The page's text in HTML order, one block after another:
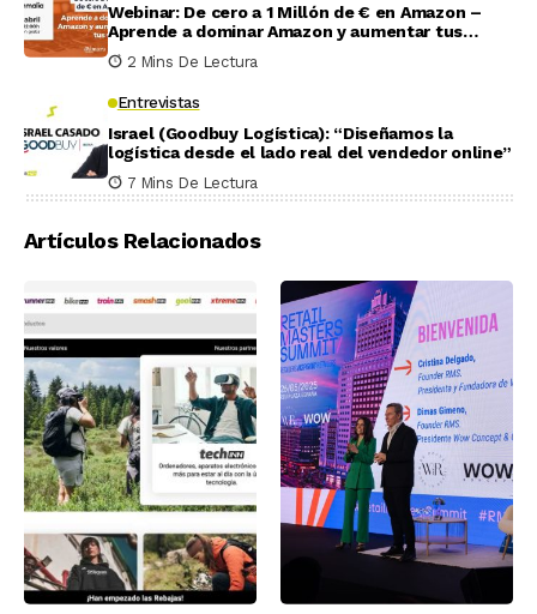
Webinar: De cero a 1 Millón de € en Amazon –
Aprende a dominar Amazon y aumentar tus
ventas
2 Mins De Lectura
Entrevistas
Israel (Goodbuy Logística): “Diseñamos la
logística desde el lado real del vendedor online”
7 Mins De Lectura
Artículos Relacionados